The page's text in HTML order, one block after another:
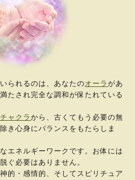
られるのは、あなたのオーラがあ
たされ完全な調和が保たれている
チャクラから、古くてもう必要の無
き心身にバランスをもたらしま
エネルギーワークです。お体には
ぐ必要はありません。
的・感情的、そしてスピリチュア